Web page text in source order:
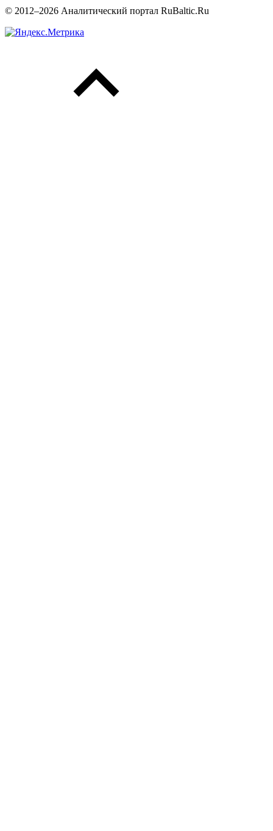
© 2012–2026 Аналитический портал RuBaltic.Ru